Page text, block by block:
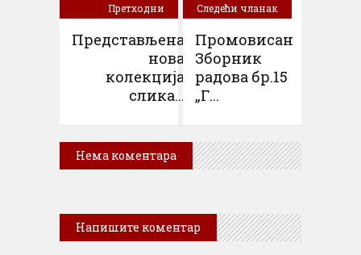
Претходни
Представљена
нова
колекција
слика...
Следећи чланак
Промовисан
Зборник
радова бр.15
„Г...
Нема коментара
Напишите коментар